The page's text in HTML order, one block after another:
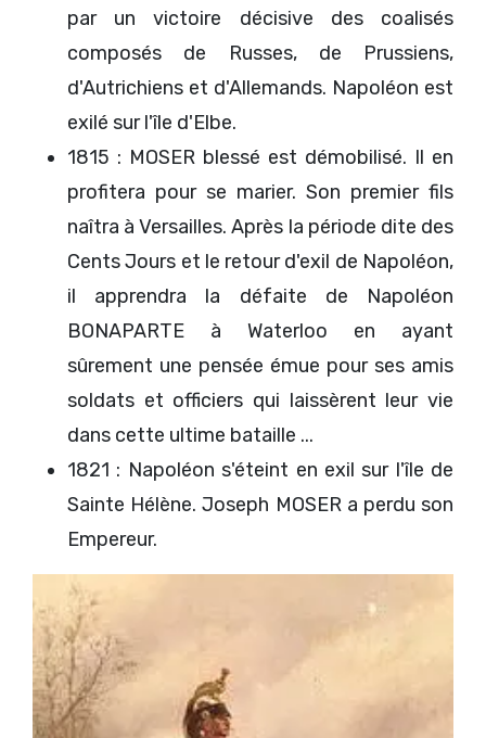
par un victoire décisive des coalisés
composés de Russes, de Prussiens,
d'Autrichiens et d'Allemands. Napoléon est
exilé sur l'île d'Elbe.
1815 : MOSER blessé est démobilisé. Il en
profitera pour se marier. Son premier fils
naîtra à Versailles. Après la période dite des
Cents Jours et le retour d'exil de Napoléon,
il apprendra la défaite de Napoléon
BONAPARTE à Waterloo en ayant
sûrement une pensée émue pour ses amis
soldats et officiers qui laissèrent leur vie
dans cette ultime bataille ...
1821 : Napoléon s'éteint en exil sur l'île de
Sainte Hélène. Joseph MOSER a perdu son
Empereur.